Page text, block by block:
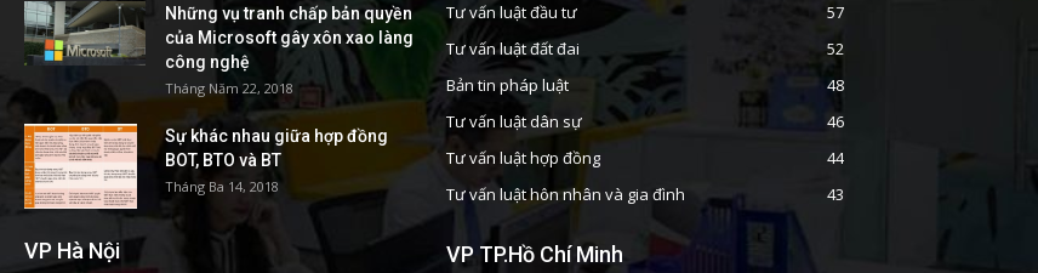
Những vụ tranh chấp bản quyền
của Microsoft gây xôn xao làng
công nghệ
Tháng Năm 22, 2018
Sự khác nhau giữa hợp đồng
BOT, BTO và BT
Tháng Ba 14, 2018
VP Hà Nội
Tư vấn luật đầu tư
57
Tư vấn luật đất đai
52
Bản tin pháp luật
48
Tư vấn luật dân sự
46
Tư vấn luật hợp đồng
44
Tư vấn luật hôn nhân và gia đình
43
VP TP.Hồ Chí Minh